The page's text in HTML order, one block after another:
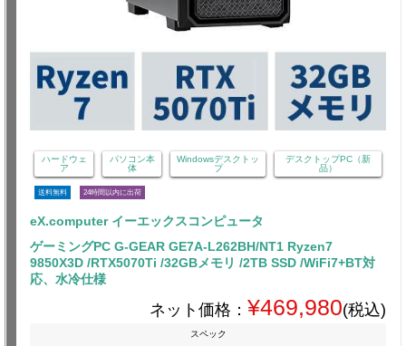
ハードウェ
ア
パソコン本
体
Windowsデスクトッ
プ
デスクトップPC（新
品）
送料無料 24時間以内に出荷
eX.computer イーエックスコンピュータ
ゲーミングPC G-GEAR GE7A-L262BH/NT1 Ryzen7
9850X3D /RTX5070Ti /32GBメモリ /2TB SSD /WiFi7+BT対
応、水冷仕様
ネット価格： ¥469,980(税込)
スペック